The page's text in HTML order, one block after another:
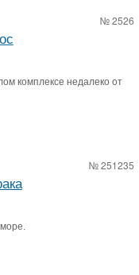
№ 2526
комплексе недалеко от
№ 251235